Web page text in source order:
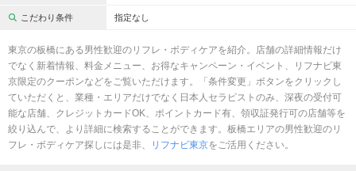
2名様歓迎 団体様歓迎
完全個室 半個室あり
ペアルームあり シャワー室完備
こだわり条件 指定なし
東京の板橋にある男性歓迎のリフレ・ボディケアを紹介。店舗の詳細情報だけ
でなく新着情報、料金メニュー、お得なキャンペーン・イベント、リフナビ東
京限定のクーポンなどをご覧いただけます。「条件変更」ボタンをクリックし
ていただくと、業種・エリアだけでなく日本人セラピストのみ、深夜の受付可
能な店舗、クレジットカードOK、ポイントカード有、領収証発行可の店舗等を
絞り込んで、より詳細に検索することができます。板橋エリアの男性歓迎のリ
フレ・ボディケア探しには是非、
リフナビ東京をご活用ください。